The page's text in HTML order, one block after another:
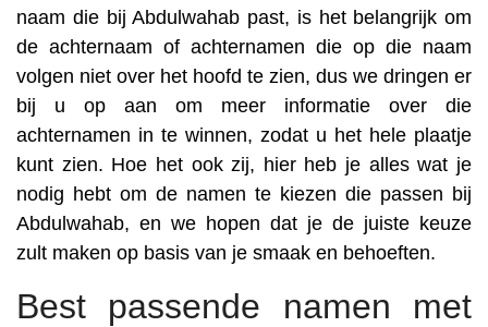
naam die bij Abdulwahab past, is het belangrijk om
de achternaam of achternamen die op die naam
volgen niet over het hoofd te zien, dus we dringen er
bij u op aan om meer informatie over die
achternamen in te winnen, zodat u het hele plaatje
kunt zien. Hoe het ook zij, hier heb je alles wat je
nodig hebt om de namen te kiezen die passen bij
Abdulwahab, en we hopen dat je de juiste keuze
zult maken op basis van je smaak en behoeften.
Best passende namen met